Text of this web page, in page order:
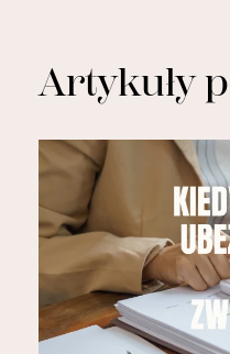
Artykuły